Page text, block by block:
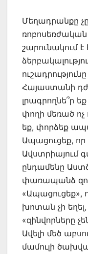
Մեղադրանքը
շարունակում
Հայաստանի
լրագրողնե՞ր
փողի մեռած
եք, փորձեք
Ապացուցեք,
Ավստրիայում
ընդամենը
փառապանձ
«Ապացուցեք»,
խոտան չի
«զինվորները
Ավելի մեծ
մամուլի